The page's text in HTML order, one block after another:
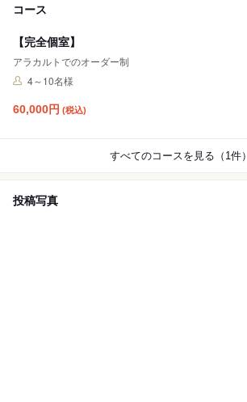
コース
【完全個室】
アラカルトでのオーダー制
4～10名様
60,000円 (税込)
すべてのコースを見る（1件）
投稿写真